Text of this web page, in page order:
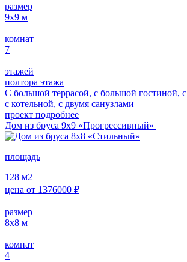
размер
9x9 м
комнат
7
этажей
полтора этажа
С большой террасой, с большой гостиной,
с котельной, с двумя санузлами
проект подробнее
Дом из бруса 9х9 «Прогрессивный»
площадь
128 м2
цена от 1376000 ₽
размер
8x8 м
комнат
4